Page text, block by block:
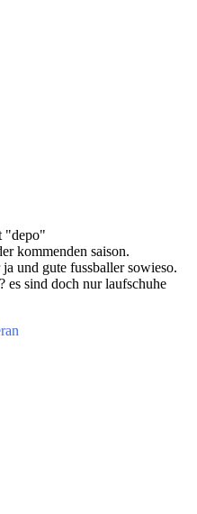
"depo"
kommenden saison.
und gute fussballer sowieso.
es sind doch nur laufschuhe